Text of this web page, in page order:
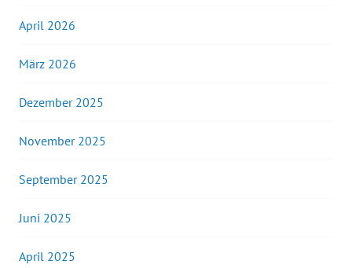
April 2026
März 2026
Dezember 2025
November 2025
September 2025
Juni 2025
April 2025